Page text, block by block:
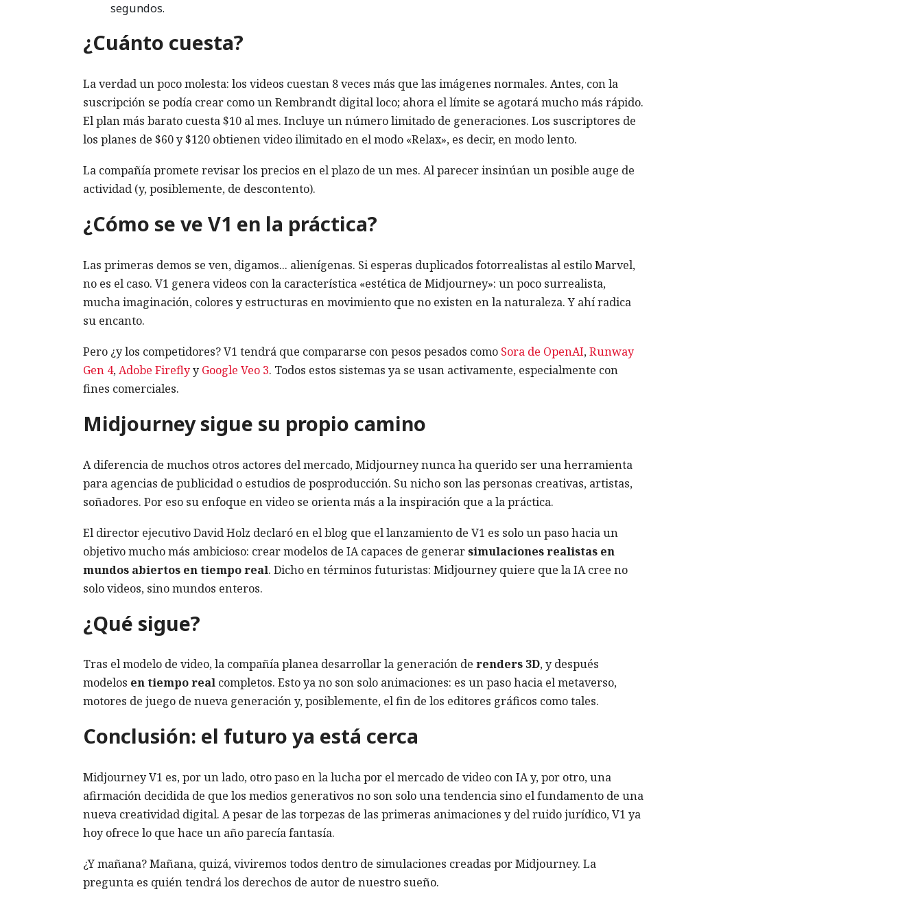
segundos.
¿Cuánto cuesta?
La verdad un poco molesta: los videos cuestan 8 veces más que las imágenes normales. Antes, con la
suscripción se podía crear como un Rembrandt digital loco; ahora el límite se agotará mucho más rápido.
El plan más barato cuesta $10 al mes. Incluye un número limitado de generaciones. Los suscriptores de
los planes de $60 y $120 obtienen video ilimitado en el modo «Relax», es decir, en modo lento.
La compañía promete revisar los precios en el plazo de un mes. Al parecer insinúan un posible auge de
actividad (y, posiblemente, de descontento).
¿Cómo se ve V1 en la práctica?
Las primeras demos se ven, digamos... alienígenas. Si esperas duplicados fotorrealistas al estilo Marvel,
no es el caso. V1 genera videos con la característica «estética de Midjourney»: un poco surrealista,
mucha imaginación, colores y estructuras en movimiento que no existen en la naturaleza. Y ahí radica
su encanto.
Pero ¿y los competidores? V1 tendrá que compararse con pesos pesados como Sora de OpenAI,Runway
Gen 4,Adobe FireflyyGoogle Veo 3. Todos estos sistemas ya se usan activamente, especialmente con
fines comerciales.
Midjourney sigue su propio camino
A diferencia de muchos otros actores del mercado, Midjourney nunca ha querido ser una herramienta
para agencias de publicidad o estudios de posproducción. Su nicho son las personas creativas, artistas,
soñadores. Por eso su enfoque en video se orienta más a la inspiración que a la práctica.
El director ejecutivo David Holz declaró en el blog que el lanzamiento de V1 es solo un paso hacia un
objetivo mucho más ambicioso: crear modelos de IA capaces de generarsimulaciones realistas en
mundos abiertos en tiempo real. Dicho en términos futuristas: Midjourney quiere que la IA cree no
solo videos, sino mundos enteros.
¿Qué sigue?
Tras el modelo de video, la compañía planea desarrollar la generación de renders 3D, y después
modelos en tiempo real completos. Esto ya no son solo animaciones: es un paso hacia el metaverso,
motores de juego de nueva generación y, posiblemente, el fin de los editores gráficos como tales.
Conclusión: el futuro ya está cerca
Midjourney V1 es, por un lado, otro paso en la lucha por el mercado de video con IA y, por otro, una
afirmación decidida de que los medios generativos no son solo una tendencia sino el fundamento de una
nueva creatividad digital. A pesar de las torpezas de las primeras animaciones y del ruido jurídico, V1 ya
hoy ofrece lo que hace un año parecía fantasía.
¿Y mañana? Mañana, quizá, viviremos todos dentro de simulaciones creadas por Midjourney. La
pregunta es quién tendrá los derechos de autor de nuestro sueño.